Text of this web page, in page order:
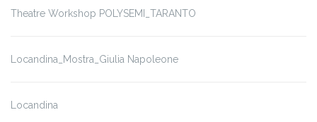
Theatre Workshop POLYSEMI_TARANTO
Locandina_Mostra_Giulia Napoleone
Locandina